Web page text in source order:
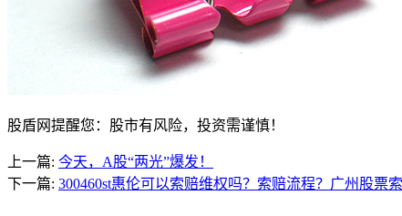
股盾网提醒您：股市有风险，投资需谨慎！
上一篇: 今天，A股“两光”爆发！
下一篇: 300460st惠伦可以索赔维权吗？索赔流程？广州股